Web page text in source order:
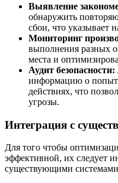
Выявление
обнаружить
сбои, что указывает
Мониторинг
выполнения разных
места и
Аудит безопасности:
информацию о
действиях, что
угрозы.
Интеграция с
Для того чтобы
эффективной, их следует
существующими